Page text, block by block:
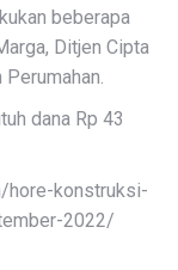
beberapa
Ditjen Cipta
dana Rp 43
hore-konstruksi-
2022/